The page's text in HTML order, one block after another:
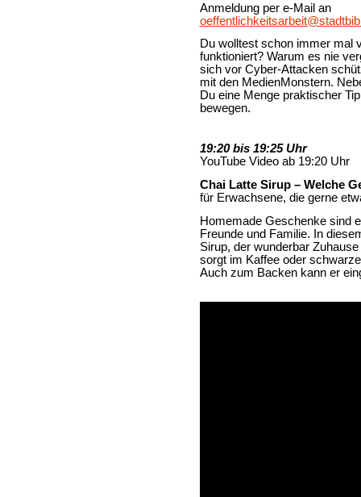
Anmeldung per e-Mail an
Du wolltest schon immer mal
funktioniert? Warum es nie
sich vor Cyber-Attacken
mit den MedienMonstern.
Du eine Menge praktischer
bewegen.
19:20 bis 19:25 Uhr
YouTube Video ab 19:20 Uhr
Chai Latte Sirup – Welche
für Erwachsene, die gerne
HomemadeGeschenke sind
Freunde und Familie. In
Sirup, der wunderbar
sorgt im Kaffee oder
Auch zum Backen kann er